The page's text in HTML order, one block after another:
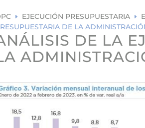
E EJECUCIÓN PRESUPUESTARIA E
DE LA
DE LA